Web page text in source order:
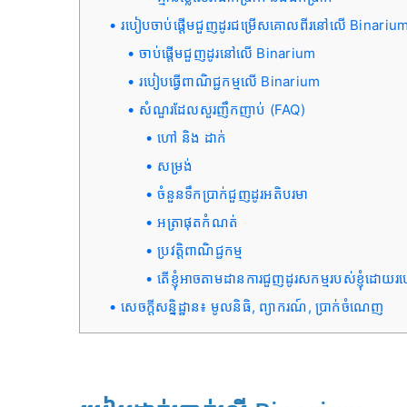
របៀបចាប់ផ្តើមជួញដូរជម្រើសគោលពីរនៅលើ Binarium
ចាប់ផ្តើមជួញដូរនៅលើ Binarium
របៀបធ្វើពាណិជ្ជកម្មលើ Binarium
សំណួរដែលសួរញឹកញាប់ (FAQ)
ហៅ និង ដាក់
សម្រង់
ចំនួនទឹកប្រាក់ជួញដូរអតិបរមា
អត្រាផុតកំណត់
ប្រវត្តិពាណិជ្ជកម្ម
តើខ្ញុំអាចតាមដានការជួញដូរសកម្មរបស់ខ្ញុំដោយ
សេចក្តីសន្និដ្ឋាន៖ មូលនិធិ, ព្យាករណ៍, ប្រាក់ចំណេញ